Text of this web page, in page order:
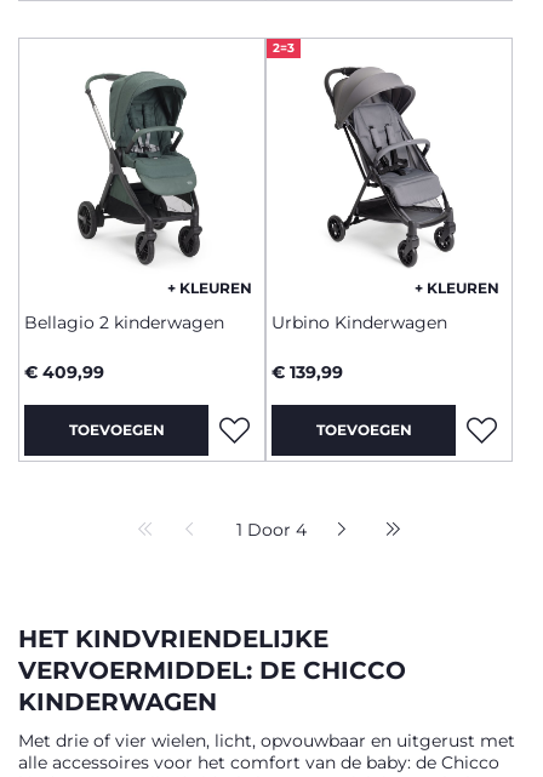
+ KLEUREN
Bellagio 2 kinderwagen
€ 409,99
TOEVOEGEN
2=3
+ KLEUREN
Urbino Kinderwagen
€ 139,99
TOEVOEGEN
1 Door 4
HET KINDVRIENDELIJKE
VERVOERMIDDEL: DE CHICCO
KINDERWAGEN
Met drie of vier wielen, licht, opvouwbaar en uitgerust met
alle accessoires voor het comfort van de baby: de Chicco